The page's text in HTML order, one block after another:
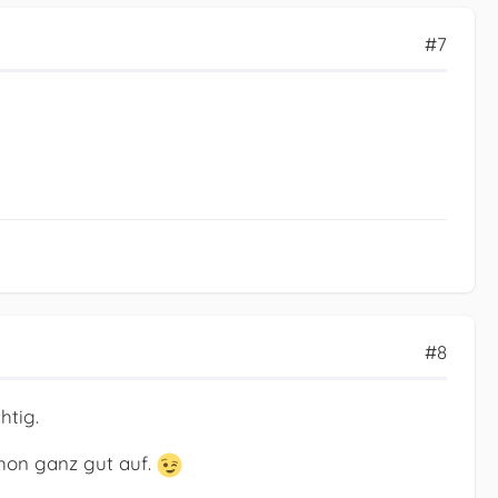
#7
#8
ganz gut auf.